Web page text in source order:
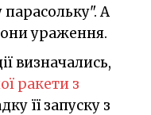
А
ураження.
визначались,
ракети з
її запуску з